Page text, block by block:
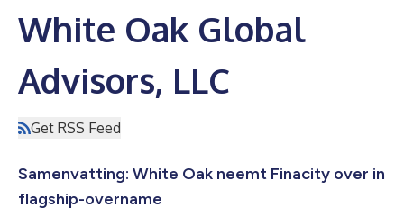
White Oak Global
Advisors, LLC
Get RSS Feed
Samenvatting: White Oak neemt Finacity over in
flagship-overname